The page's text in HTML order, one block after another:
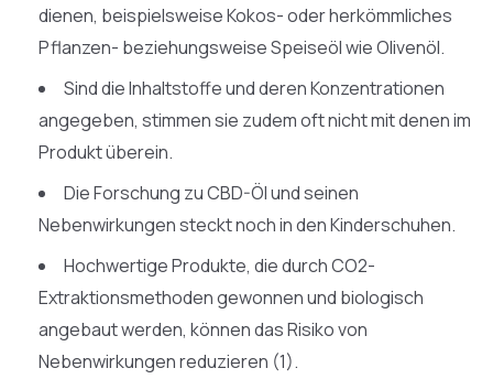
dienen, beispielsweise Kokos- oder herkömmliches
Pflanzen- beziehungsweise Speiseöl wie Olivenöl.
Sind die Inhaltstoffe und deren Konzentrationen
angegeben, stimmen sie zudem oft nicht mit denen im
Produkt überein.
Die Forschung zu CBD-Öl und seinen
Nebenwirkungen steckt noch in den Kinderschuhen.
Hochwertige Produkte, die durch CO2-
Extraktionsmethoden gewonnen und biologisch
angebaut werden, können das Risiko von
Nebenwirkungen reduzieren (1).